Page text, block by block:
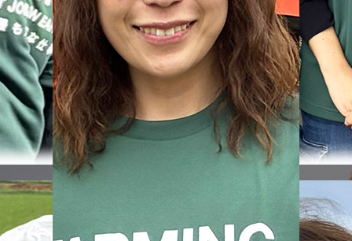
BASF アグロソリ
3月13日
BASF アグロソリ
ューション
1月29日